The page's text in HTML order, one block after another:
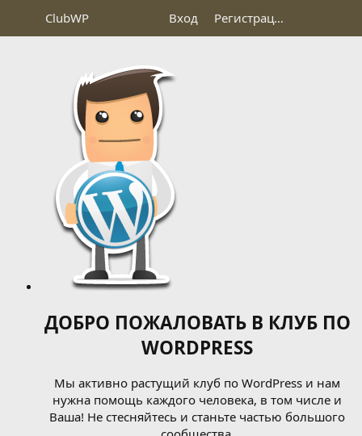
ClubWP Вход Регистрация
ДОБРО ПОЖАЛОВАТЬ В КЛУБ ПО
WORDPRESS
Мы активно растущий клуб по WordPress и нам
нужна помощь каждого человека, в том числе и
Ваша! Не стесняйтесь и станьте частью большого